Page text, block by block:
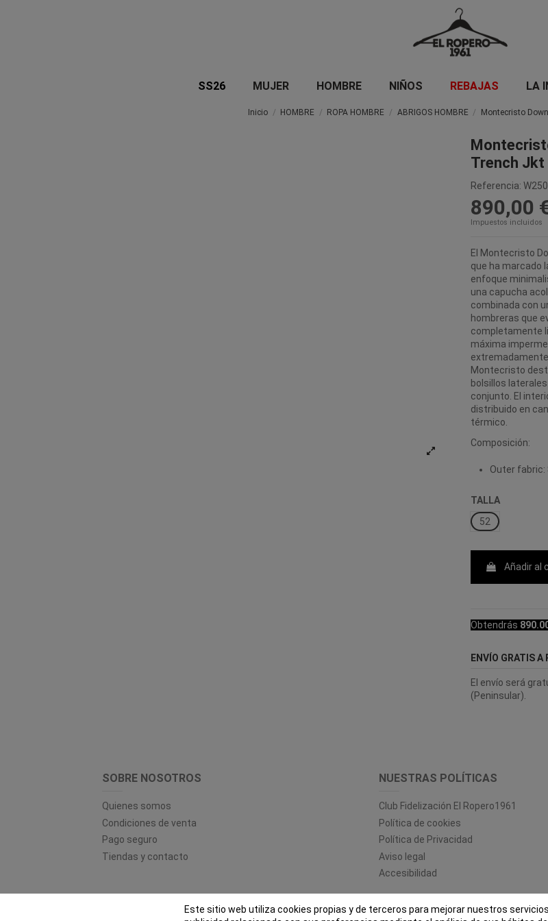
SS26 MUJER HOMBRE NIÑOS REBAJAS LA
Inicio HOMBRE ROPA HOMBRE ABRIGOS HOMBRE Montecristo
Trench Jkt
Referencia:
890,00
Impuestos incluidos
El Montecristo
que ha marcado
enfoque
una capucha
combinada con
hombreras que
completamente
máxima
Montecristo
bolsillos
conjunto. El
distribuido en
térmico.
Composición:
Outer fabric:
TALLA
52
Añadir al
Obtendrás
ENVÍO GRATIS A
El envío será
(Peninsular).
SOBRE NOSOTROS
Quienes somos
Condiciones de venta
Pago seguro
Tiendas y contacto
NUESTRAS POLÍTICAS
Club Fidelización El Ropero1961
Política de cookies
Política de Privacidad
Aviso legal
Accesibilidad
Este sitio web utiliza cookies propias y de terceros para mejorar nuestros